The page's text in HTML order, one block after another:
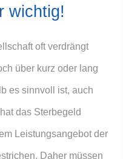
wichtig!
oft verdrängt
über kurz oder lang
es sinnvoll ist, auch
das Ster­be­geld
Leistungsangebot der
Daher müssen